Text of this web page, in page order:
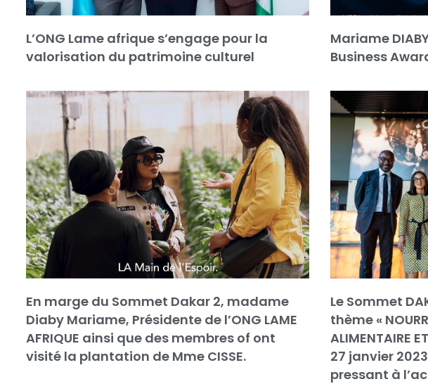
L’ONG Lame afrique s’engage pour la
valorisation du patrimoine culturel
Mariame
Business
En marge du Sommet Dakar 2, madame
Diaby Mariame, Présidente de l’ONG LAME
AFRIQUE ainsi que des membres of ont
visité la plantation de Mme CISSE.
Le Sommet
thème «
ALIMENTAIRE
27 janvier
pressant à